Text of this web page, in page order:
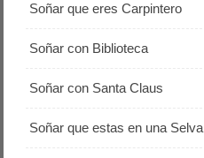
Soñar que eres Carpintero
Soñar con Biblioteca
Soñar con Santa Claus
Soñar que estas en una Selva